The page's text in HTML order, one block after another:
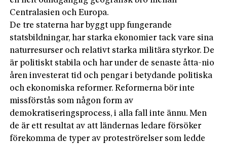
Centralasien och Europa.
De tre staterna har byggt upp fungerande
statsbildningar, har starka ekonomier tack vare sina
naturresurser och relativt starka militära styrkor. De
är politiskt stabila och har under de senaste åtta-nio
åren investerat tid och pengar i betydande politiska
och ekonomiska reformer. Reformerna bör inte
missförstås som någon form av
demokratiseringsprocess, i alla fall inte ännu. Men
de är ett resultat av att ländernas ledare försöker
förekomma de typer av proteströrelser som ledde